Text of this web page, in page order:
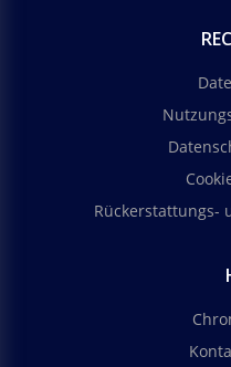
Rückerstattungs-